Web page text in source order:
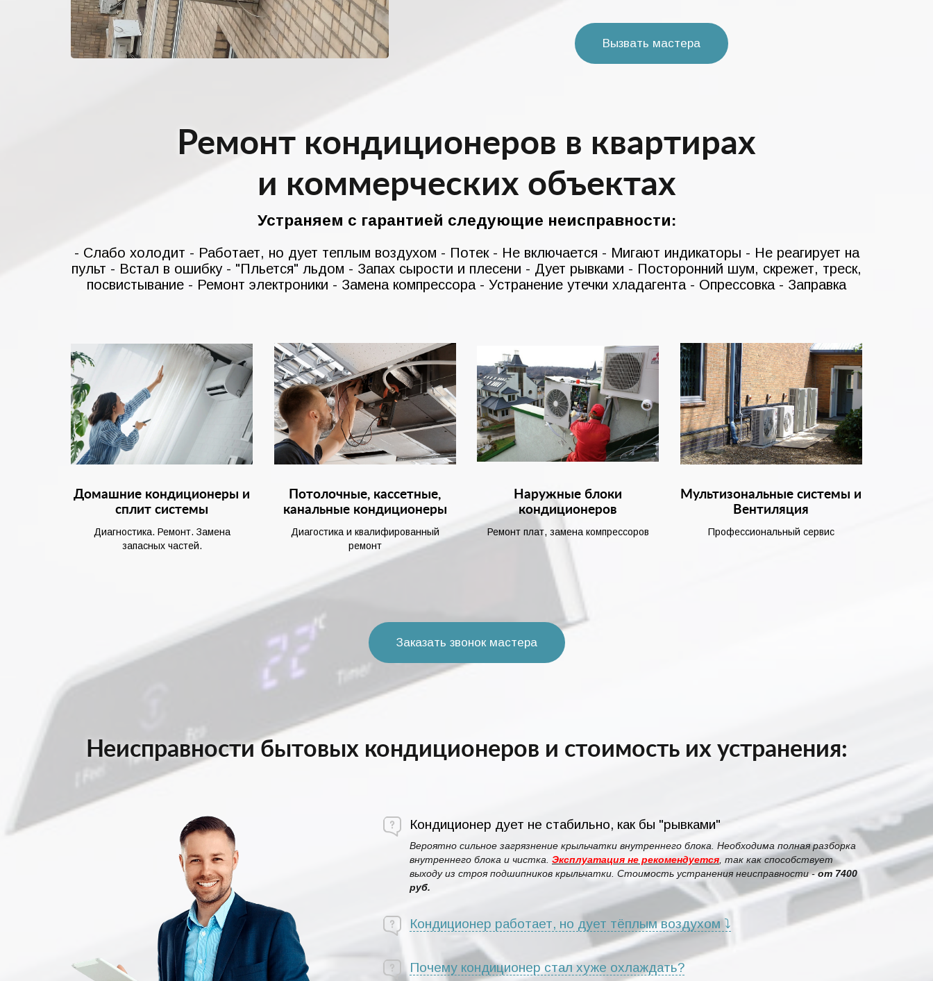
Вызвать мастера
Ремонт кондиционеров в квартирах
и коммерческих объектах
Устраняем с гарантией следующие неисправности:
- Слабо холодит - Работает, но дует теплым воздухом - Потек - Не включается - Мигают индикаторы - Не реагирует на
пульт - Встал в ошибку - "Пльется" льдом - Запах сырости и плесени - Дует рывками - Посторонний шум, скрежет, треск,
посвистывание - Ремонт электроники - Замена компрессора - Устранение утечки хладагента - Опрессовка - Заправка
Домашние кондиционеры и
сплит системы
Диагностика. Ремонт. Замена
запасных частей.
Потолочные, кассетные,
канальные кондиционеры
Диагостика и квалифированный
ремонт
Наружные блоки
кондиционеров
Ремонт плат, замена компрессоров
Мультизональные системы и
Вентиляция
Профессиональный сервис
Заказать звонок мастера
Неисправности бытовых кондиционеров и стоимость их устранения:
Кондиционер дует не стабильно, как бы "рывками"
Вероятно сильное загрязнение крыльчатки внутреннего блока. Необходима полная разборка
внутреннего блока и чистка. Эксплуатация не рекомендуется , так как способствует
выходу из строя подшипников крыльчатки. Стоимость устранения неисправности -от 7400
руб.
Кондиционер работает, но дует тёплым воздухом ⤵
Почему кондиционер стал хуже охлаждать?